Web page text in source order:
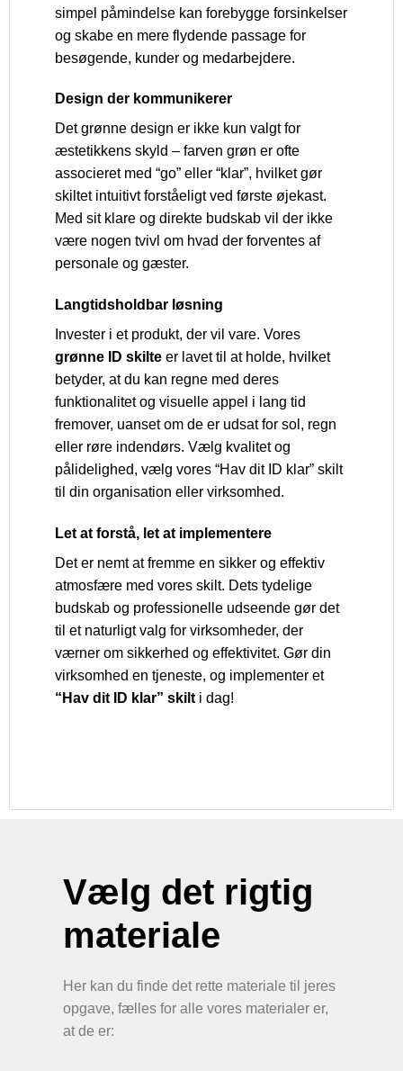
simpel påmindelse kan forebygge forsinkelser
og skabe en mere flydende passage for
besøgende, kunder og medarbejdere.
Design der kommunikerer
Det grønne design er ikke kun valgt for
æstetikkens skyld – farven grøn er ofte
associeret med “go” eller “klar”, hvilket gør
skiltet intuitivt forståeligt ved første øjekast.
Med sit klare og direkte budskab vil der ikke
være nogen tvivl om hvad der forventes af
personale og gæster.
Langtidsholdbar løsning
Invester i et produkt, der vil vare. Vores
grønne ID skilte er lavet til at holde, hvilket
betyder, at du kan regne med deres
funktionalitet og visuelle appel i lang tid
fremover, uanset om de er udsat for sol, regn
eller røre indendørs. Vælg kvalitet og
pålidelighed, vælg vores “Hav dit ID klar” skilt
til din organisation eller virksomhed.
Let at forstå, let at implementere
Det er nemt at fremme en sikker og effektiv
atmosfære med vores skilt. Dets tydelige
budskab og professionelle udseende gør det
til et naturligt valg for virksomheder, der
værner om sikkerhed og effektivitet. Gør din
virksomhed en tjeneste, og implementer et
“Hav dit ID klar” skilt i dag!
Vælg det rigtig
materiale
Her kan du finde det rette materiale til jeres
opgave, fælles for alle vores materialer er,
at de er: